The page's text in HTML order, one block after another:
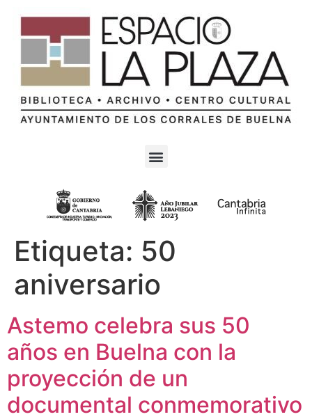
Etiqueta: 50
aniversario
Astemo celebra sus 50
años en Buelna con la
proyección de un
documental conmemorativo